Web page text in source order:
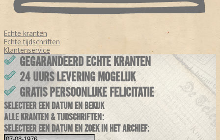
Echte kranten
Echte tijdschriften
Klantenservice
GEGARANDEERD ECHTE KRANTEN
24 UURS LEVERING MOGELIJK
GRATIS PERSOONLIJKE FELICITATIE
SELECTEER EEN DATUM EN BEKIJK
ALLE KRANTEN & TIJDSCHRIFTEN:
SELECTEER EEN DATUM EN ZOEK IN HET ARCHIEF: